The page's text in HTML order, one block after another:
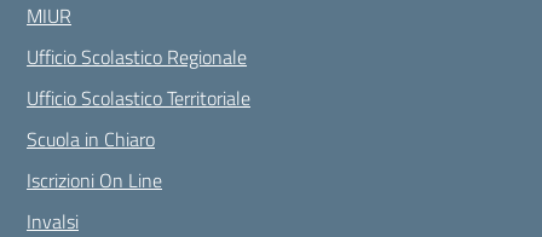
MIUR
Ufficio Scolastico Regionale
Ufficio Scolastico Territoriale
Scuola in Chiaro
Iscrizioni On Line
Invalsi